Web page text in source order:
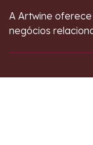
A Artwine
negócios